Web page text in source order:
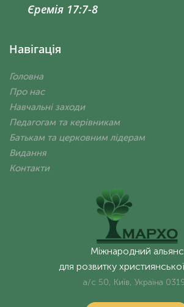
Єремія 17:7-8
Навігація
Головна
Про нас
Навчальні заходи
Педагогам та керівникам
Батькам та церковним лідерам
Видання
Контакти
Міжнародний альянс
для розвитку
а/с 50, Київ, Україна